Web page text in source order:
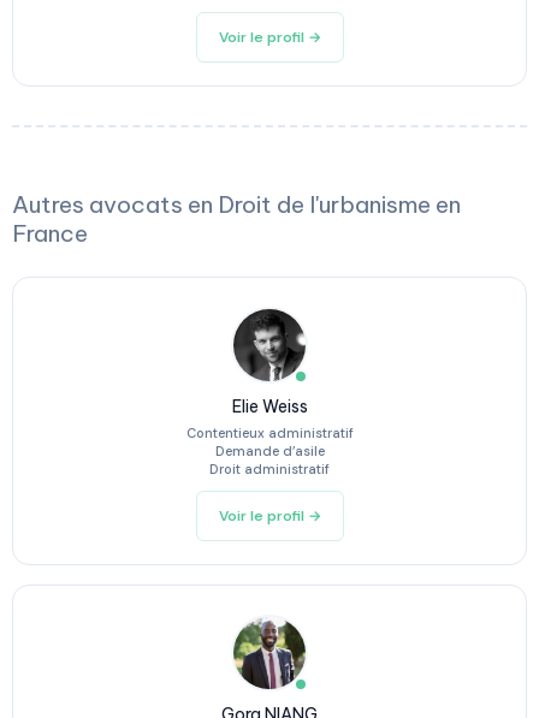
Voir le profil →
Autres avocats en Droit de l'urbanisme en
France
Elie Weiss
Contentieux administratif
Demande d’asile
Droit administratif
Voir le profil →